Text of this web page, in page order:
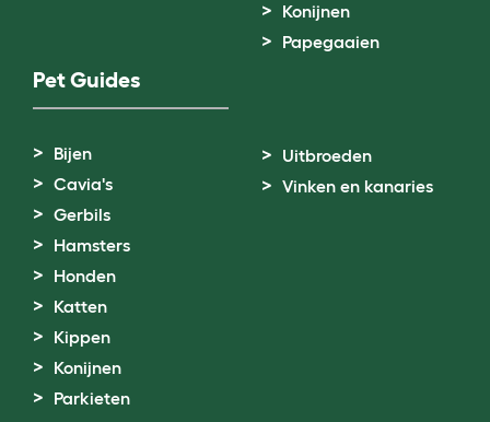
Konijnen
Papegaaien
Pet Guides
Bijen
Cavia's
Gerbils
Hamsters
Honden
Katten
Kippen
Konijnen
Parkieten
Uitbroeden
Vinken en kanaries